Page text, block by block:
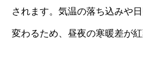
されます。気温の落ち込みや
変わるため、昼夜の寒暖差が